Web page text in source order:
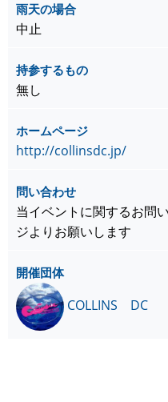
雨天の場合
中止
持参するもの
無し
ホームページ
http://collinsdc.jp/
問い合わせ
当イベントに関するお問
ジよりお願いします
開催団体
COLLINS DC